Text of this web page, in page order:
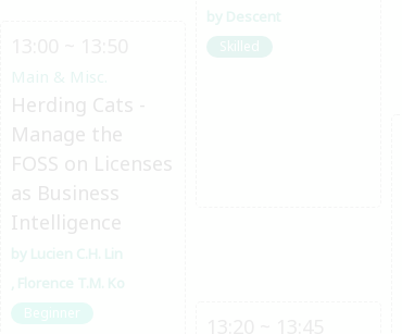
Descent
Skilled
Main & Misc.
Herding Cats -
Manage the
FOSS on Licenses
as Business
Intelligence
Lucien C.H. Lin
Florence T.M. Ko
Beginner